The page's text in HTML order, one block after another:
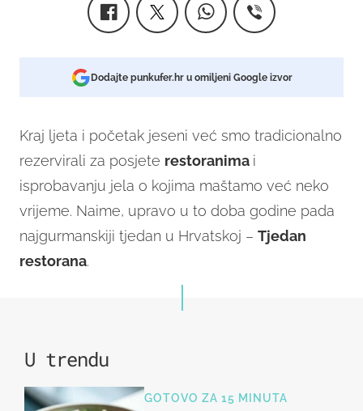
Dodajte punkufer.hr u omiljeni Google izvor
Kraj ljeta i početak jeseni već smo tradicionalno
rezervirali za posjete restoranima i
isprobavanju jela o kojima maštamo već neko
vrijeme. Naime, upravo u to doba godine pada
najgurmanskiji tjedan u Hrvatskoj – Tjedan
restorana.
U trendu
GOTOVO ZA 15 MINUTA